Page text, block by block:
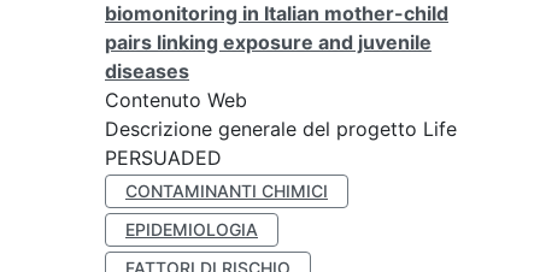
biomonitoring in Italian mother-child
pairs linking exposure and juvenile
diseases
Contenuto Web
Descrizione generale del progetto Life
PERSUADED
CONTAMINANTI CHIMICI
EPIDEMIOLOGIA
FATTORI DI RISCHIO